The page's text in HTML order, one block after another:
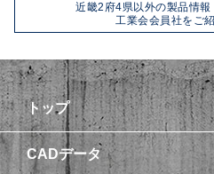
近畿2府4県以外の製品情
工業会会員社をご
トップ
CADデータ